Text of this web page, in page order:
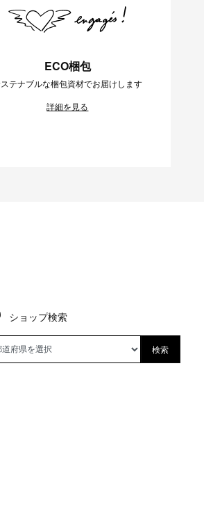
ECO梱包
テナブルな梱包資材でお届けします
詳細を見る
ショップ検索
検索